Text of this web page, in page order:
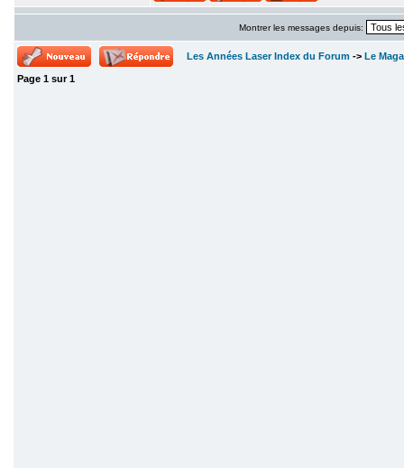
Montrer les messages depuis:
Les Années Laser Index du Forum -> Le
Page 1 sur1